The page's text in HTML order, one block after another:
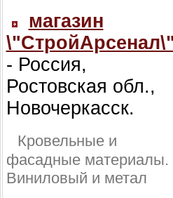
магазин
\"СтройАрсенал\"
- Россия,
Ростовская обл.,
Новочеркасск.
Кровельные и
фасадные материалы.
Виниловый и метал